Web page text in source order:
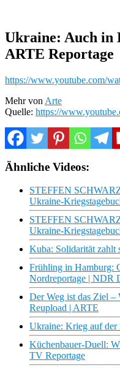
Ukraine: Auch in
ARTE Reportage
https://www.youtube.com/
Mehr von Arte
Quelle: https://
Ähnliche Videos:
STEFFEN
Ukraine-
STEFFEN
Ukraine-
Kuba: Solidarität zahlt
Frühling in Hamburg:
Nordreportage | NDR
Der Weg ist das Ziel
Reupload | ARTE
Ukraine: Krieg auf der
Küchenbauer-Duell:
TV Reportage